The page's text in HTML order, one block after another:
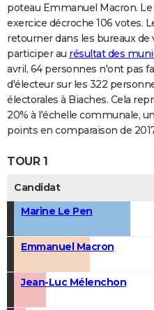
poteau Emmanuel Macron.
exercice décroche 106 votes.
retourner dans les bureaux de
participer au résultat des
avril, 64 personnes n'ont pas
d'électeur sur les 322
électorales à Biaches. Cela
20% à l'échelle communale,
points en comparaison de
TOUR 1
Candidat
Marine Le Pen
Emmanuel Macron
Jean-Luc Mélenchon